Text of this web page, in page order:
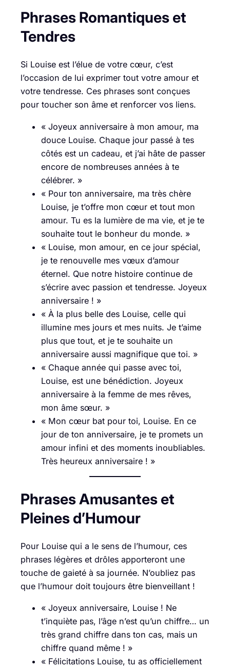
Phrases Romantiques et
Tendres
Si Louise est l’élue de votre cœur, c’est
l’occasion de lui exprimer tout votre amour et
votre tendresse. Ces phrases sont conçues
pour toucher son âme et renforcer vos liens.
« Joyeux anniversaire à mon amour, ma
douce Louise. Chaque jour passé à tes
côtés est un cadeau, et j’ai hâte de passer
encore de nombreuses années à te
célébrer. »
« Pour ton anniversaire, ma très chère
Louise, je t’offre mon cœur et tout mon
amour. Tu es la lumière de ma vie, et je te
souhaite tout le bonheur du monde. »
« Louise, mon amour, en ce jour spécial,
je te renouvelle mes vœux d’amour
éternel. Que notre histoire continue de
s’écrire avec passion et tendresse. Joyeux
anniversaire ! »
« À la plus belle des Louise, celle qui
illumine mes jours et mes nuits. Je t’aime
plus que tout, et je te souhaite un
anniversaire aussi magnifique que toi. »
« Chaque année qui passe avec toi,
Louise, est une bénédiction. Joyeux
anniversaire à la femme de mes rêves,
mon âme sœur. »
« Mon cœur bat pour toi, Louise. En ce
jour de ton anniversaire, je te promets un
amour infini et des moments inoubliables.
Très heureux anniversaire ! »
Phrases Amusantes et
Pleines d’Humour
Pour Louise qui a le sens de l’humour, ces
phrases légères et drôles apporteront une
touche de gaieté à sa journée. N’oubliez pas
que l’humour doit toujours être bienveillant !
« Joyeux anniversaire, Louise ! Ne
t’inquiète pas, l’âge n’est qu’un chiffre… un
très grand chiffre dans ton cas, mais un
chiffre quand même ! »
« Félicitations Louise, tu as officiellement